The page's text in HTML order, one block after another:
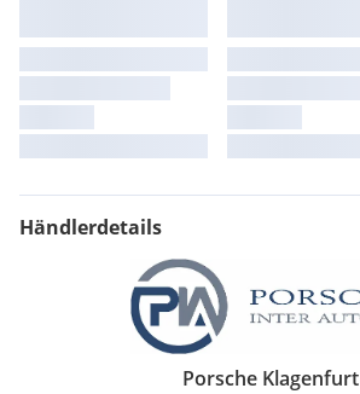
Händlerdetails
Porsche Klagenfurt